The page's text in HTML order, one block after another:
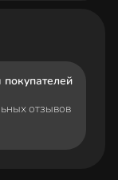
отзывов